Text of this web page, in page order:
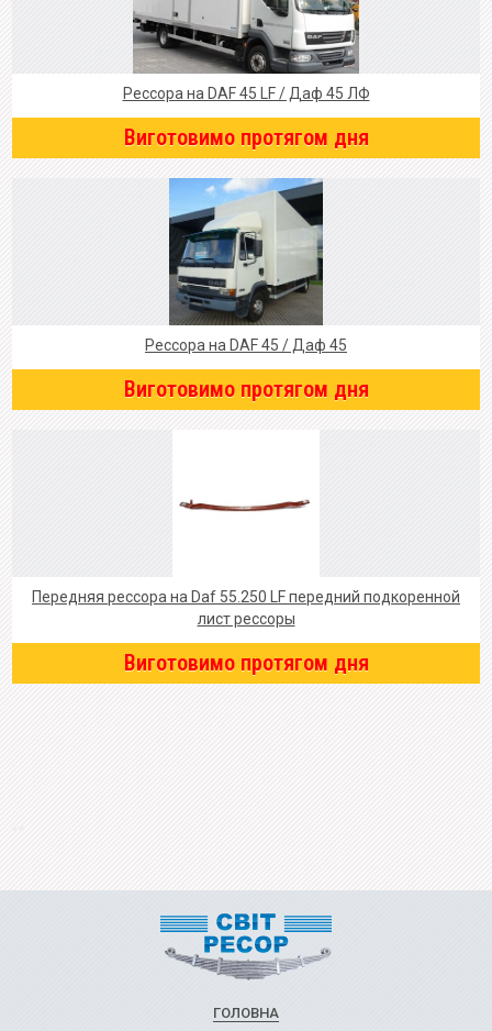
Рессора на DAF 45 LF / Даф 45 ЛФ
Виготовимо протягом дня
Рессора на DAF 45 / Даф 45
Виготовимо протягом дня
Передняя рессора на Daf 55.250 LF передний подкоренной
лист рессоры
Виготовимо протягом дня
ГОЛОВНА